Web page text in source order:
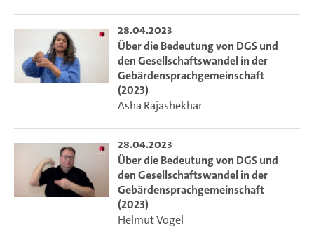
28.04.2023
Über die Bedeutung von DGS und
den Gesellschaftswandel in der
Gebärdensprachgemeinschaft
(2023)
Asha Rajashekhar
28.04.2023
Über die Bedeutung von DGS und
den Gesellschaftswandel in der
Gebärdensprachgemeinschaft
(2023)
Helmut Vogel